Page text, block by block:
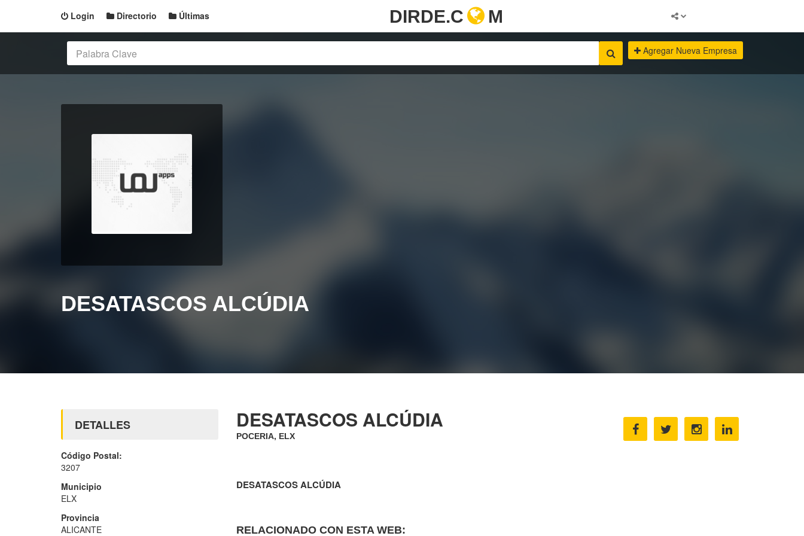
Login Directorio Últimas DIRDE.C M
Agregar Nueva Empresa
DESATASCOS ALCÚDIA
DESATASCOS ALCÚDIA
POCERIA, ELX
DESATASCOS ALCÚDIA
RELACIONADO CON ESTA WEB:
DETALLES
Código Postal:
3207
Municipio
ELX
Provincia
ALICANTE